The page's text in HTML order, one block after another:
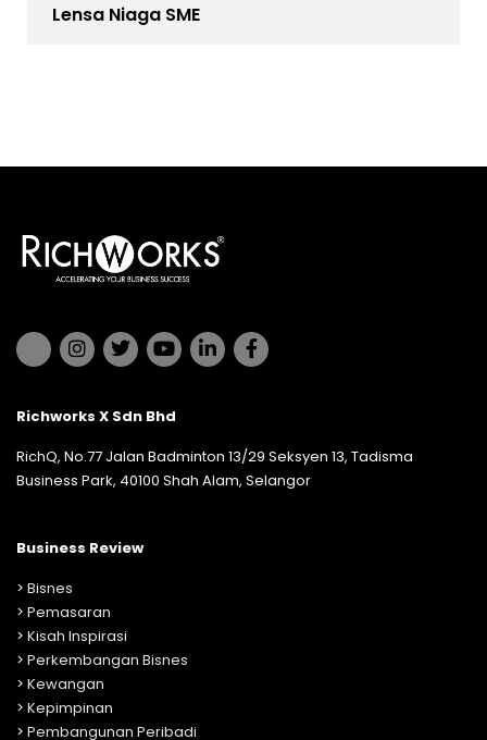
Lensa Niaga SME
Richworks X Sdn Bhd
RichQ, No.77 Jalan Badminton 13/29 Seksyen 13, Tadisma
Business Park, 40100 Shah Alam, Selangor
Business Review
> Bisnes
> Pemasaran
> Kisah Inspirasi
> Perkembangan Bisnes
> Kewangan
> Kepimpinan
> Pembangunan Peribadi